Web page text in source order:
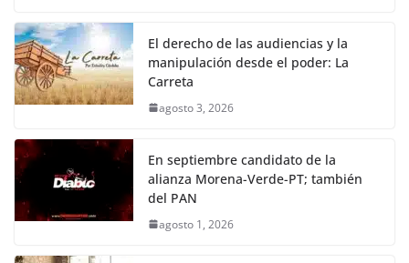
El derecho de las audiencias y la
manipulación desde el poder: La
Carreta
agosto 3, 2026
En septiembre candidato de la
alianza Morena-Verde-PT; también
del PAN
agosto 1, 2026